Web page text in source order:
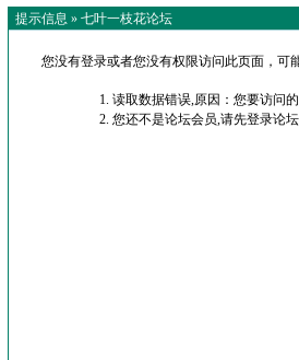
提示信息 » 七叶一枝花论坛
您没有登录或者您没有权限访问此页面，可
读取数据错误,原因：您要访问
您还不是论坛会员,请先登录论坛